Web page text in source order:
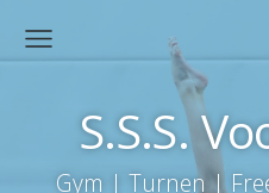
S.S.S.
Gym | Turnen |